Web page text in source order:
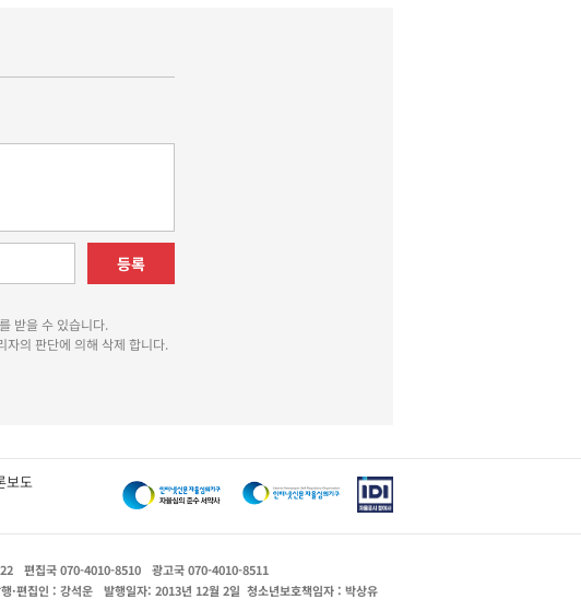
등록
받을 수 있습니다.
자의 판단에 의해 삭제 합니다.
보도
편집국 070-4010-8510
광고국 070-4010-8511
·편집인 : 강석운 발행일자: 2013년 12월 2일 청소년보호책임자 : 박상유